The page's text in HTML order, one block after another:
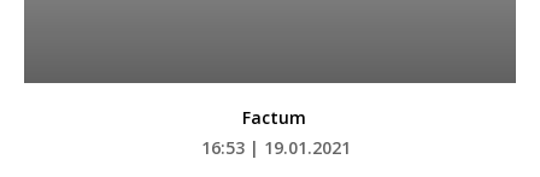
Factum
16:53 | 19.01.2021